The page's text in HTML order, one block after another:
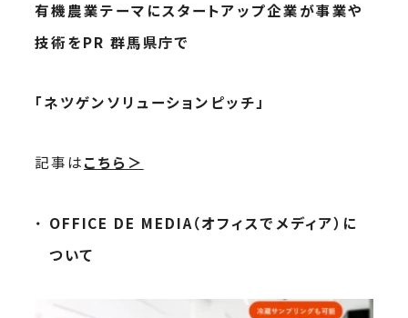
有機農業テーマにスタートアップ企業が事業や
技術をPR 群馬県庁で
「ネツゲンソリューションピッチ」
記事はこちら＞
OFFICE DE MEDIA（オフィスでメディア）に
ついて